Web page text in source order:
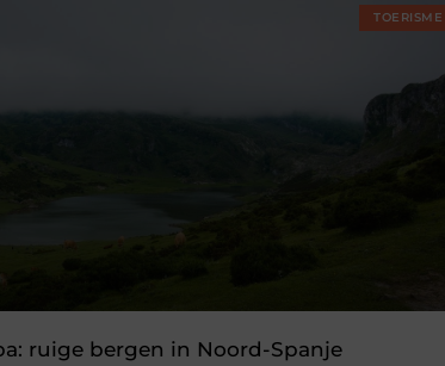
TOERISME
ruige bergen in Noord-Spanje